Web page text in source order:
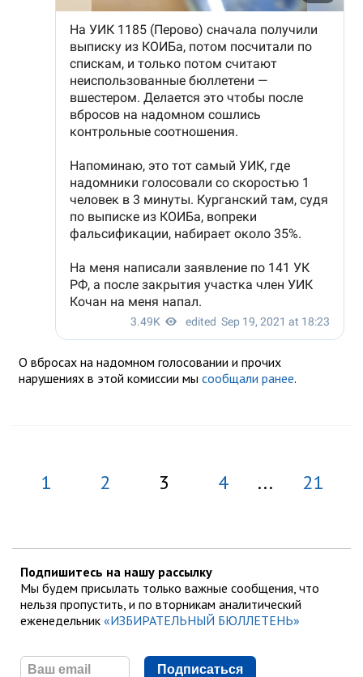
О вбросах на надомном голосовании и прочих
нарушениях в этой комиссии мы сообщали ранее.
1 2 3 4 ... 21
Подпишитесь на нашу рассылку
Мы будем присылать только важные сообщения, что
нельзя пропустить, и по вторникам аналитический
еженедельник «ИЗБИРАТЕЛЬНЫЙ БЮЛЛЕТЕНЬ»
Подписаться